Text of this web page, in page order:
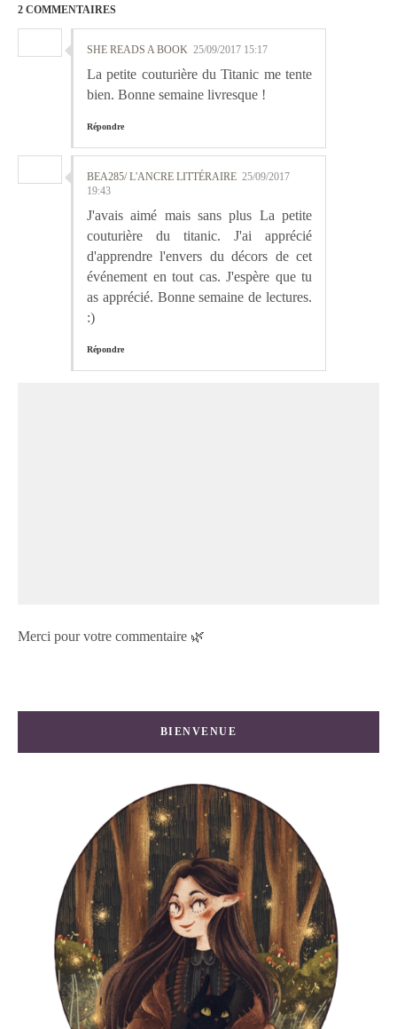
2 COMMENTAIRES
SHE READS A BOOK 25/09/2017 15:17
La petite couturière du Titanic me tente
bien. Bonne semaine livresque !
Répondre
BEA285/ L'ANCRE LITTÉRAIRE 25/09/2017
19:43
J'avais aimé mais sans plus La petite
couturière du titanic. J'ai apprécié
d'apprendre l'envers du décors de cet
événement en tout cas. J'espère que tu
as apprécié. Bonne semaine de lectures.
:)
Répondre
Merci pour votre commentaire 🌿
BIENVENUE